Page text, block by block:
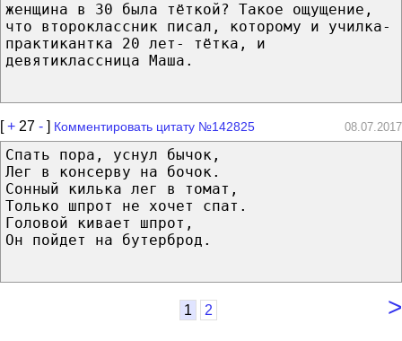
женщина в 30 была тёткой? Такое ощущение,
что второклассник писал, которому и училка-
практикантка 20 лет- тётка, и
девятиклассница Маша.
[+ 27 - ] Комментировать цитату №142825 08.07.2017
Спать пора, уснул бычок,
Лег в консерву на бочок.
Сонный килька лег в томат,
Только шпрот не хочет спат.
Головой кивает шпрот,
Он пойдет на бутерброд.
>
1 2